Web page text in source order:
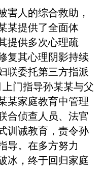
害人的综合救助，
某提供了全面体
提供多次心理疏
复其心理阴影持续
联委托第三方指派
门指导孙某某与父
某家庭教育中管理
合侦查人员、法官
训诫教育，责令孙
导。在多方努力
冰，终于回归家庭